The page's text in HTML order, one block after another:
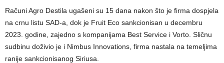
Računi Agro Destila ugašeni su 15 dana nakon što je firma dospjela
na crnu listu SAD-a, dok je Fruit Eco sankcionisan u decembru
2023. godine, zajedno s kompanijama Best Service i Vorto. Sličnu
sudbinu doživio je i Nimbus Innovations, firma nastala na temeljima
ranije sankcionisanog Siriusa.